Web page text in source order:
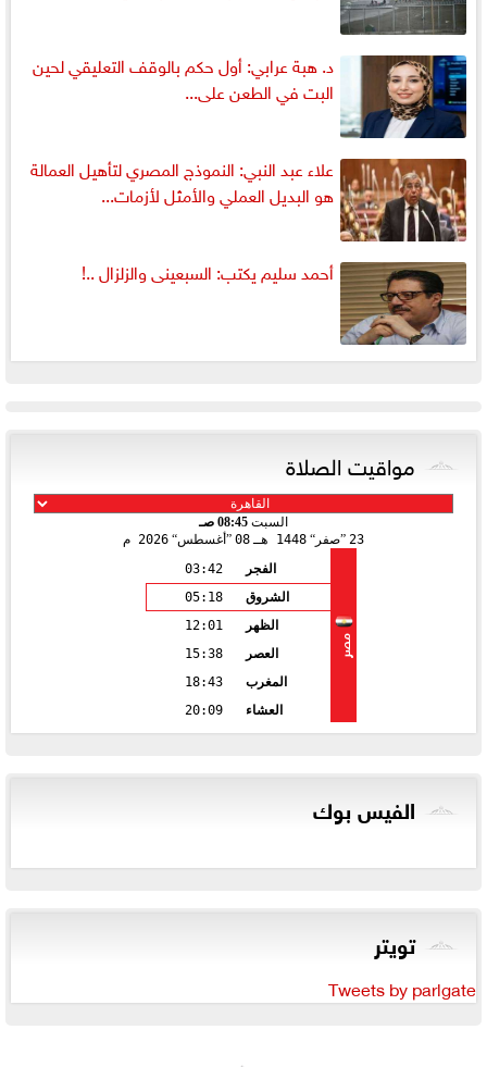
د. هبة عرابي: أول حكم بالوقف التعليقي لحين
البت في الطعن على...
علاء عبد النبي: النموذج المصري لتأهيل العمالة
هو البديل العملي والأمثل لأزمات...
أحمد سليم يكتب: السبعينى والزلزال ..!
مواقيت الصلاة
السبت 08:45 صـ
23 صفر 1448 هـ 08 أغسطس 2026 م
مصر
الفجر
03:42
الشروق
05:18
الظهر
12:01
العصر
15:38
المغرب
18:43
العشاء
20:09
الفيس بوك
تويتر
Tweets by parlgate